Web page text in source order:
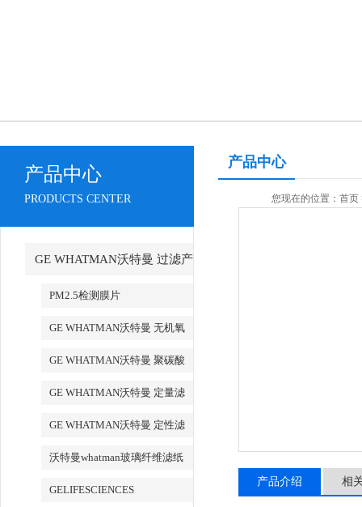
产品中心
PRODUCTS CENTER
GE WHATMAN沃特曼 过滤产
品代理PM2.5检测膜片
GE WHATMAN沃特曼 无机氧
GE WHATMAN沃特曼 聚碳酸
GE WHATMAN沃特曼 定量滤
GE WHATMAN沃特曼 定性滤
纸
沃特曼whatman玻璃纤维滤纸
GELIFESCIENCES
产品中心
您现在的位置： 首页
产品介绍 相